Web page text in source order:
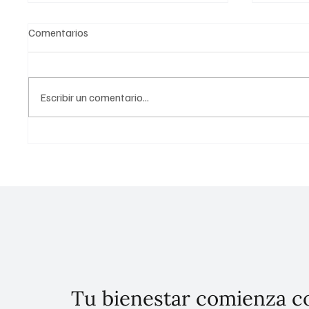
Comentarios
Escribir un comentario...
Tu bienestar comienza